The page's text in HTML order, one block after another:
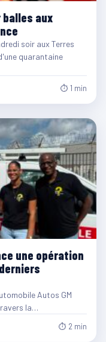
balles aux
soir aux Terres
quarantaine
⏱ 1 min
une opération
Autos GM
la…
⏱ 2 min